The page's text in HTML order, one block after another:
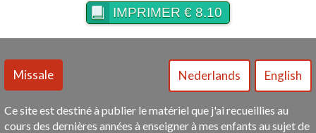
IMPRIMER € 8.10
Ce site est destiné à publier le matériel que j'ai recueillies au
cours des dernières années à enseigner à mes enfants au sujet de